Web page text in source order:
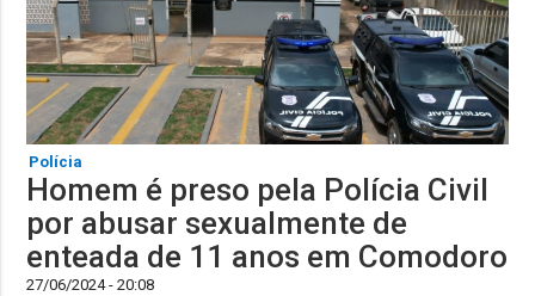
Polícia
Homem é preso pela Polícia Civil
por abusar sexualmente de
enteada de 11 anos em Comodoro
27/06/2024 - 20:08